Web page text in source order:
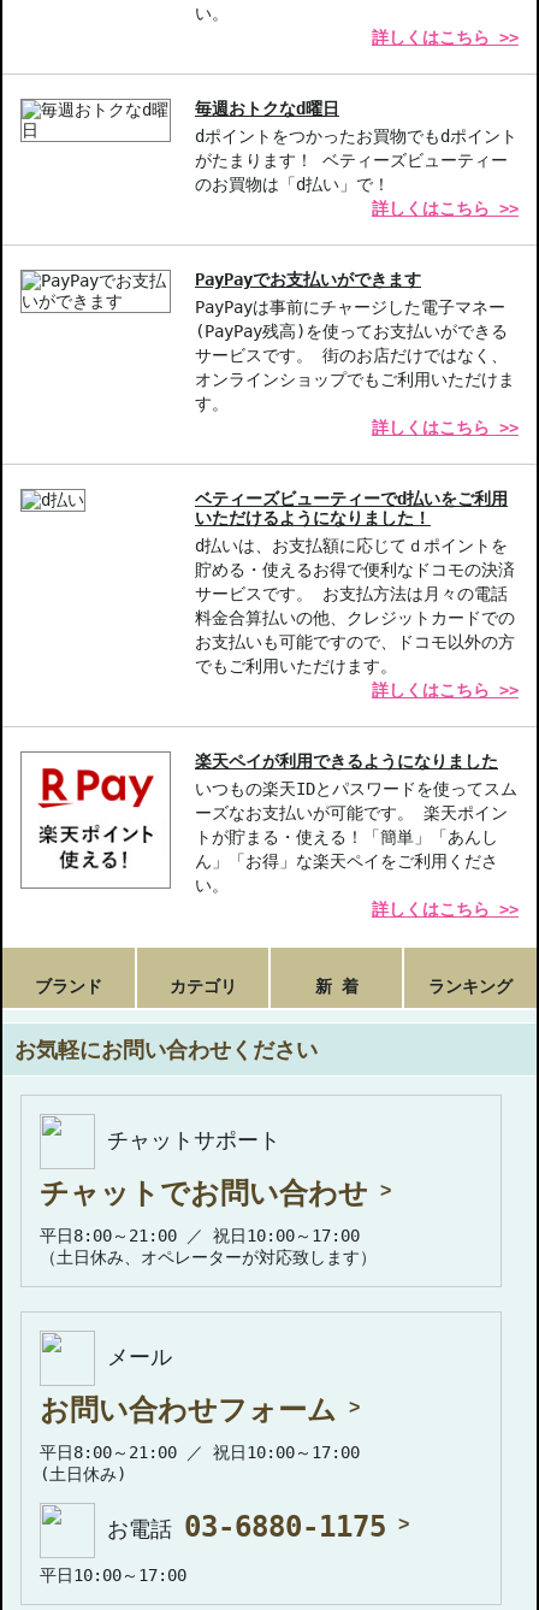
◇この商品はラッピングができません。
す。
透明感のある仕上がり-なめらかで、素肌のような美しさを演出し
肌コンディションを整える-にきびにもしっかり配慮した効果を提
【こんな方へおすすめ】
オイルフリーのファンデーションを探している方
にきびが気になるが、美肌を目指す方
JAN/UPC：192333175538
い。
詳しくはこちら >>
毎週おトクなd曜日
dポイントをつかったお買物でもdポイント
がたまります！ ベティーズビューティー
のお買物は「d払い」で！
詳しくはこちら >>
PayPayでお支払いができます
PayPayは事前にチャージした電子マネー
(PayPay残高)を使ってお支払いができる
サービスです。 街のお店だけではなく、
オンラインショップでもご利用いただけま
す。
詳しくはこちら >>
ベティーズビューティーでd払いをご利用
いただけるようになりました！
d払いは、お支払額に応じてｄポイントを
貯める・使えるお得で便利なドコモの決済
サービスです。 お支払方法は月々の電話
料金合算払いの他、クレジットカードでの
お支払いも可能ですので、ドコモ以外の方
でもご利用いただけます。
詳しくはこちら >>
楽天ペイが利用できるようになりました
いつもの楽天IDとパスワードを使ってスム
ーズなお支払いが可能です。 楽天ポイン
トが貯まる・使える！「簡単」「あんし
ん」「お得」な楽天ペイをご利用くださ
い。
詳しくはこちら >>
ブランド カテゴリ 新 着 ランキング
お気軽にお問い合わせください
チャットサポート
チャットでお問い合わせ
平日8:00～21:00 ／ 祝日10:00～17:00
（土日休み、オペレーターが対応致します）
メール
お問い合わせフォーム
平日8:00～21:00 ／ 祝日10:00～17:00
(土日休み)
お電話 03-6880-1175
平日10:00～17:00